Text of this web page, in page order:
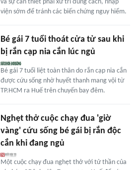
và sự cần thiết phải xử trí đúng cách, nhập
viện sớm để tránh các biến chứng nguy hiểm.
Bé gái 7 tuổi thoát cửa tử sau khi
bị rắn cạp nia cắn lúc ngủ
Bé gái 7 tuổi liệt toàn thân do rắn cạp nia cắn
được cứu sống nhờ huyết thanh mang vội từ
TP.HCM ra Huế trên chuyến bay đêm.
Nghẹt thở cuộc chạy đua 'giờ
vàng' cứu sống bé gái bị rắn độc
cắn khi đang ngủ
Một cuộc chạy đua nghẹt thở với tử thần của